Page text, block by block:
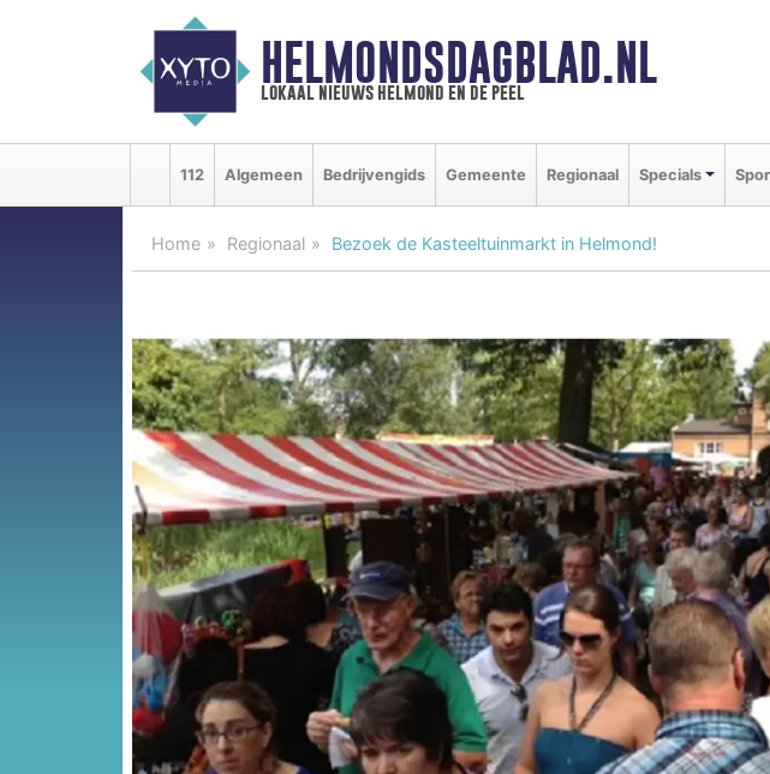
HELMONDSDAGBLAD.NL
lokaal nieuws helmond en de peel
112 Algemeen Bedrijvengids Gemeente Regionaal Specials
Home Regionaal Bezoek de Kasteeltuinmarkt in Helmond!